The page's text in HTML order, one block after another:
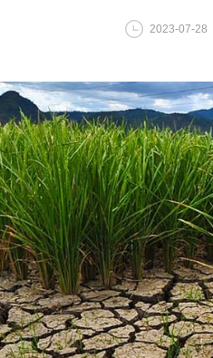
2023-07-